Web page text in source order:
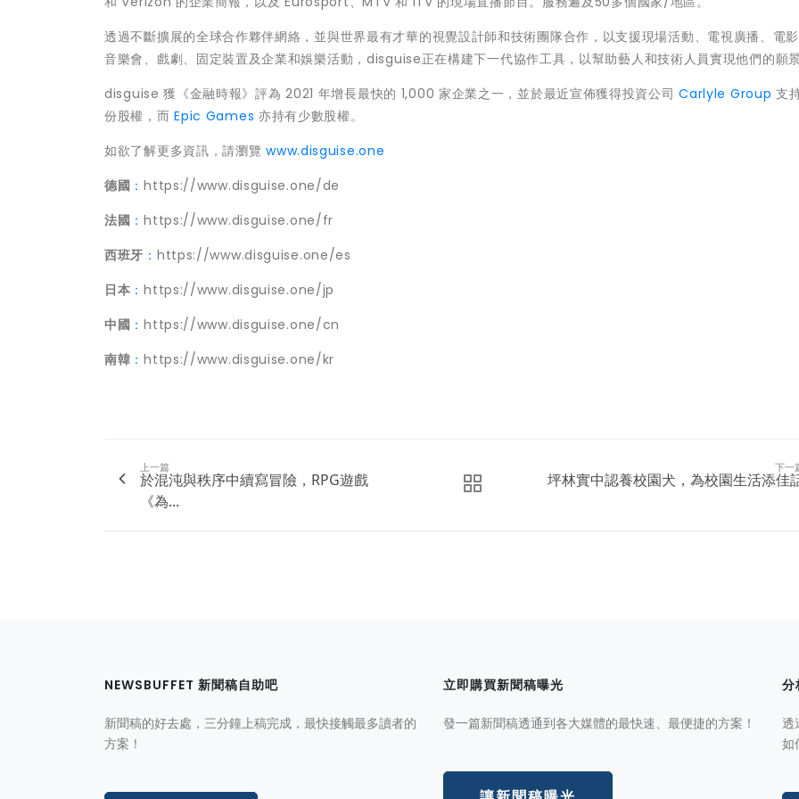
透過不斷擴展的全球合作夥伴網絡，並與世界最有才華的視覺設計師和技術團隊合作，以支援現場活動、電視廣播、電
音樂會、戲劇、固定裝置及企業和娛樂活動，disguise正在構建下一代協作工具，以幫助藝人和技術人員實現他們的願景
disguise 獲《金融時報》評為 2021 年增長最快的 1,000 家企業之一，並於最近宣佈獲得投資公司Carlyle Group 支
份股權，而Epic Games 亦持有少數股權。
如欲了解更多資訊，請瀏覽www.disguise.one
德國 ：https://www.disguise.one/de
法國 ：https://www.disguise.one/fr
西班牙 ： https://www.disguise.one/es
日本 ：https://www.disguise.one/jp
中國 ：https://www.disguise.one/cn
南韓 ：https://www.disguise.one/kr
上一篇
於混沌與秩序中續寫冒險，RPG遊戲
《為...
下一
坪林實中認養校園犬，為校園生活添佳
NEWSBUFFET 新聞稿自助吧
新聞稿的好去處，三分鐘上稿完成，最快接觸最多讀者的
方案！
立即購買新聞稿曝光
發一篇新聞稿透通到各大媒體的最快速、最便捷的方案！
分
透
如